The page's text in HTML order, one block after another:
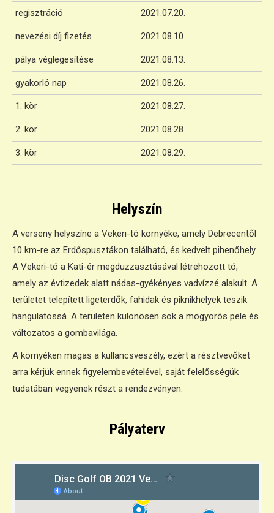
regisztráció 2021.07.20.
nevezési díj fizetés 2021.08.10.
pálya véglegesítése 2021.08.13.
gyakorló nap 2021.08.26.
1. kör 2021.08.27.
2. kör 2021.08.28.
3. kör 2021.08.29.
Helyszín
A verseny helyszíne a Vekeri-tó környéke, amely Debrecentől
10 km-re az Erdőspusztákon található, és kedvelt pihenőhely.
A Vekeri-tó a Kati-ér megduzzasztásával létrehozott tó,
amely az évtizedek alatt nádas-gyékényes vadvízzé alakult. A
területet telepített ligeterdők, fahidak és piknikhelyek teszik
hangulatossá. A területen különösen sok a mogyorós pele és
változatos a gombavilága.
A környéken magas a kullancsveszély, ezért a résztvevőket
arra kérjük ennek figyelembevételével, saját felelősségük
tudatában vegyenek részt a rendezvényen.
Pályaterv